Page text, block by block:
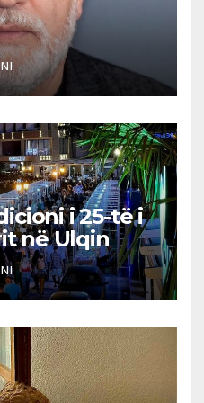
i 25-të i
në Ulqin